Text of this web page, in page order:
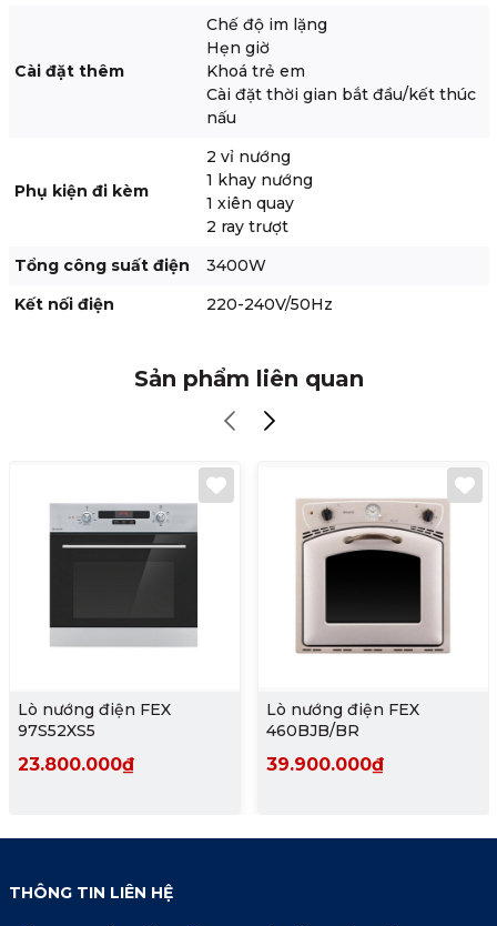
Cài đặt thêm
Chế độ im lặng
Hẹn giờ
Khoá trẻ em
Cài đặt thời gian bắt đầu/kết thúc
nấu
Phụ kiện đi kèm
2 vỉ nướng
1 khay nướng
1 xiên quay
2 ray trượt
Tổng công suất điện
3400W
Kết nối điện
220-240V/50Hz
Sản phẩm liên quan
Lò nướng điện FEX
97S52XS5
23.800.000₫
Lò nướng điện FEX
460BJB/BR
39.900.000₫
THÔNG TIN LIÊN HỆ